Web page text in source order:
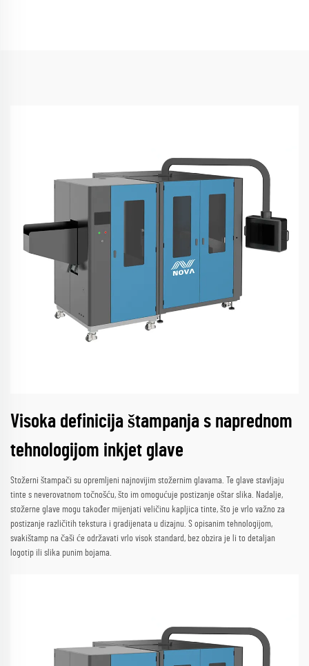
Visoka definicija štampanja s naprednom
tehnologijom inkjet glave
Stožerni štampači su opremljeni najnovijim stožernim glavama. Te glave stavljaju
tinte s neverovatnom točnošću, što im omogućuje postizanje oštar slika. Nadalje,
stožerne glave mogu također mijenjati veličinu kapljica tinte, što je vrlo važno za
postizanje različitih tekstura i gradijenata u dizajnu. S opisanim tehnologijom,
svakištamp na čaši će održavati vrlo visok standard, bez obzira je li to detaljan
logotip ili slika punim bojama.